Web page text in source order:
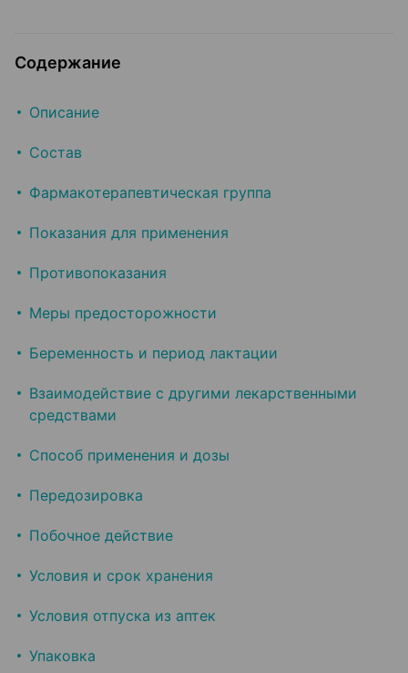
Содержание
Описание
Состав
Фармакотерапевтическая группа
Показания для применения
Противопоказания
Меры предосторожности
Беременность и период лактации
Взаимодействие с другими лекарственными
средствами
Способ применения и дозы
Передозировка
Побочное действие
Условия и срок хранения
Условия отпуска из аптек
Упаковка